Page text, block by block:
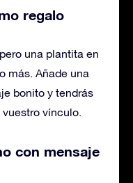
regalo
una plantita en
más. Añade una
bonito y tendrás
vínculo.
con mensaje